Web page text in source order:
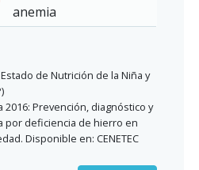
anemia
de Nutrición de la Niña y
2016: Prevención, diagnóstico y
por deficiencia de hierro en
Disponible en: CENETEC